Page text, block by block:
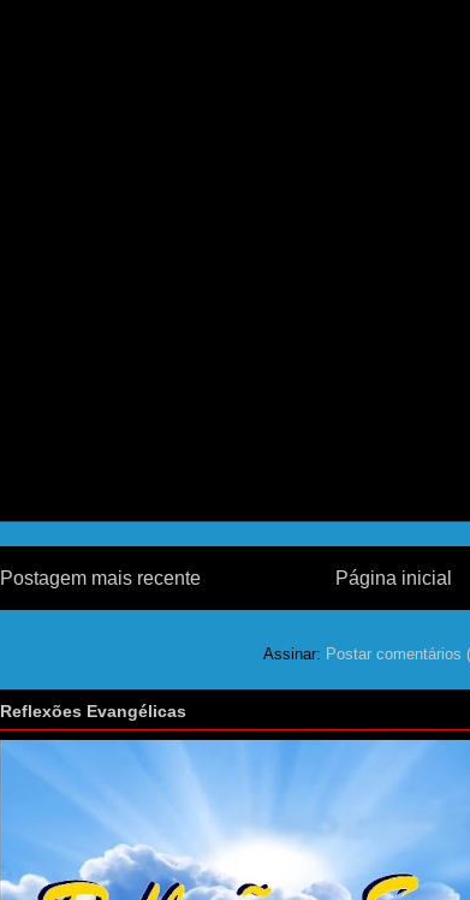
Postagem mais recente Página inicial
Assinar: Postar comentários
Reflexões Evangélicas